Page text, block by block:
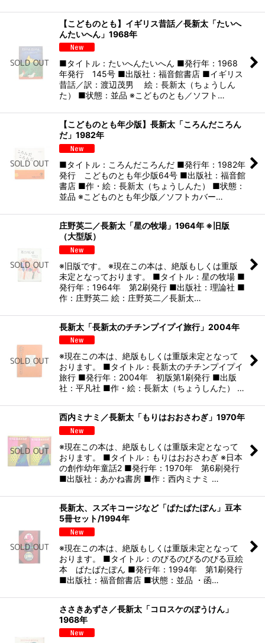
【こどものとも】イギリス昔話／長新太「たいへ
んたいへん」1968年
■タイトル：たいへんたいへん ■発行年：1968
年発行 145号 ■出版社：福音館書店 ■イギリス
昔話／訳：渡辺茂男 絵：長新太（ちょうしん
た） ■状態：並品 ※こどものとも／ソフト…
【こどものとも年少版】長新太「ころんだころん
だ」1982年
■タイトル：ころんだころんだ ■発行年：1982年
発行 こどものとも年少版64号 ■出版社：福音館
書店 ■作・絵：長新太（ちょうしんた） ■状態：
並品 ※こどものとも年少版／ソフトカバー…
庄野英二／長新太「星の牧場」1964年 ※旧版
（大型版）
※旧版です。 ※現在この本は、絶版もしくは重版
未定となっております。 ■タイトル：星の牧場 ■
発行年：1964年 第2刷発行 ■出版社：理論社 ■
作：庄野英二 絵：庄野英二／長新太…
長新太「長新太のチチンプイプイ旅行」2004年
※現在この本は、絶版もしくは重版未定となって
おります。 ■タイトル：長新太のチチンプイプイ
旅行 ■発行年：2004年 初版第1刷発行 ■出版
社：平凡社 ■作・絵：長新太（ちょうしんた） …
西内ミナミ／長新太「もりはおおさわぎ」1970年
※現在この本は、絶版もしくは重版未定となって
おります。 ■タイトル：もりはおおさわぎ ※日本
の創作幼年童話2 ■発行年：1970年 第6刷発行
■出版社：あかね書房 ■作：西内ミナミ …
長新太、スズキコージなど「ぱたぱたぽん」豆本
5冊セット/1994年
※現在この本は、絶版もしくは重版未定となって
おります。 ■タイトル：のびるのびるのびる豆絵
本 ぱたぱたぽん ■発行年：1994年 第1刷発行
■出版社：福音館書店 ■状態：並品 ・函…
ささきあずさ／長新太「コロスケのぼうけん」
1968年